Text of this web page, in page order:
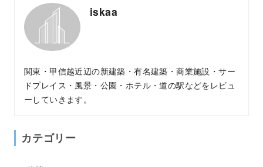
iskaa
関東・甲信越近辺の新建築・有名建築・商業施設・サー
ドプレイス・風景・公園・ホテル・道の駅などをレビュ
ーしていきます。
カテゴリー